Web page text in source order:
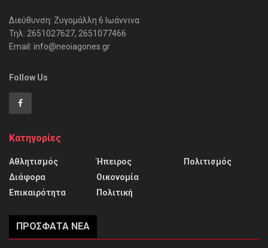
Διεύθυνση: Ζυγομάλλη 6 Ιωάννινα
Τηλ: 2651027627, 2651077466
Email: info@neoiagones.gr
Follow Us
Κατηγορίες
Αθλητισμός
Διάφορα
Επικαιρότητα
Ήπειρος
Οικονομία
Πολιτική
Πολιτισμός
ΠΡΌΣΦΑΤΑ ΝΈΑ